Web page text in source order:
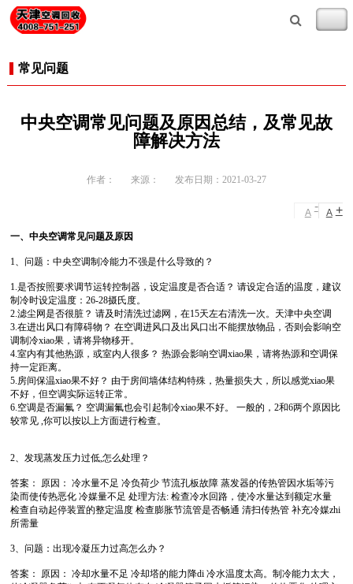
常见问题
中央空调常见问题及原因总结，及常见故
障解决方法
作者： 来源： 发布日期：2021-03-27
A - A +
一、中央空调常见问题及原因
1、问题：中央空调制冷能力不强是什么导致的？
1.是否按照要求调节运转控制器，设定温度是否合适？ 请设定合适的温度，建议
制冷时设定温度：26-28摄氏度。
2.滤尘网是否很脏？ 请及时清洗过滤网，在15天左右清洗一次。天津中央空调
3.在进出风口有障碍物？ 在空调进风口及出风口出不能摆放物品，否则会影响空
调制冷xiao果，请将异物移开。
4.室内有其他热源，或室内人很多？ 热源会影响空调xiao果，请将热源和空调保
持一定距离。
5.房间保温xiao果不好？ 由于房间墙体结构特殊，热量损失大，所以感觉xiao果
不好，但空调实际运转正常。
6.空调是否漏氟？ 空调漏氟也会引起制冷xiao果不好。 一般的，2和6两个原因比
较常见 ,你可以按以上方面进行检查。
2、发现蒸发压力过低,怎么处理？
答案： 原因： 冷水量不足 冷负荷少 节流孔板故障 蒸发器的传热管因水垢等污
染而使传热恶化 冷媒量不足 处理方法: 检查冷水回路，使冷水量达到额定水量
检查自动起停装置的整定温度 检查膨胀节流管是否畅通 清扫传热管 补充冷媒zhi
所需量
3、问题：出现冷凝压力过高怎么办？
答案： 原因： 冷却水量不足 冷却塔的能力降di 冷水温度太高。制冷能力太大，